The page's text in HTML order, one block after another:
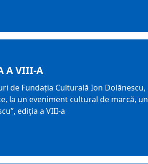
A VIII-A
de Fundaţia Culturală Ion Dolănescu,
la un eveniment cultural de marcă, un
ediția a VIII-a